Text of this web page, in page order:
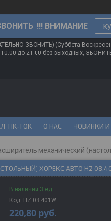
!!! ВНИМАНИЕ
ЗВОНИТЬ) (Суббота-
10.00 до 21.00 без выходных,
TIK-TOK О НАС НОВИНКИ И
механический
ХОРЕКС АВТО HZ
В наличии 3 ед.
Код: HZ 08.401W
220,80 руб.